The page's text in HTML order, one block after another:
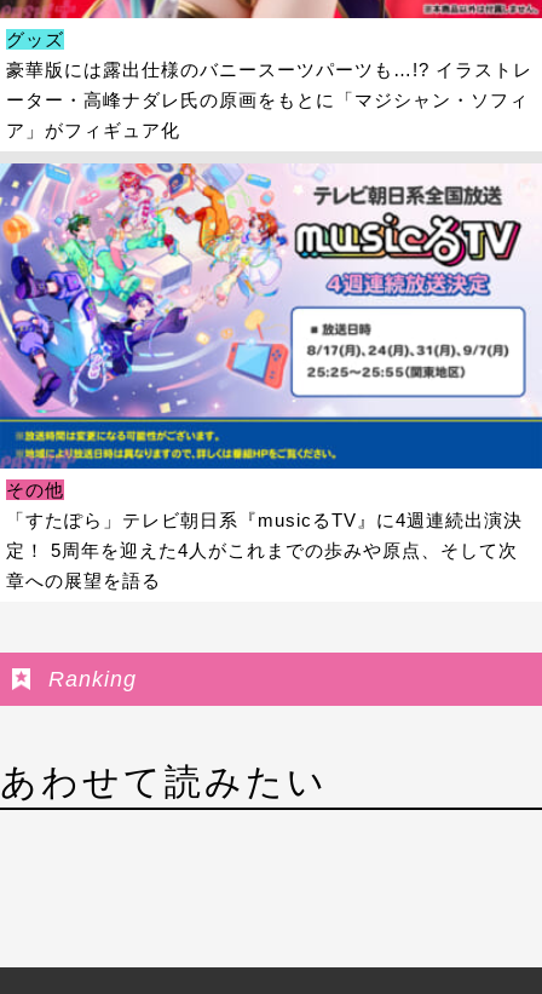
グッズ
豪華版には露出仕様のバニースーツパーツも…!? イラストレ
ーター・高峰ナダレ氏の原画をもとに「マジシャン・ソフィ
ア」がフィギュア化
その他
「すたぽら」テレビ朝日系『musicるTV』に4週連続出演決
定！ 5周年を迎えた4人がこれまでの歩みや原点、そして次
章への展望を語る
Ranking
あわせて読みたい